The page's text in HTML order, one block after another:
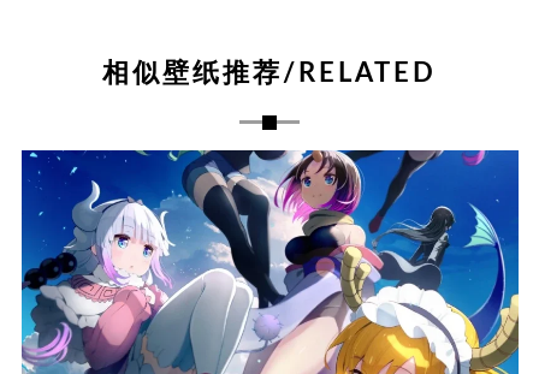
相似壁纸推荐/RELATED